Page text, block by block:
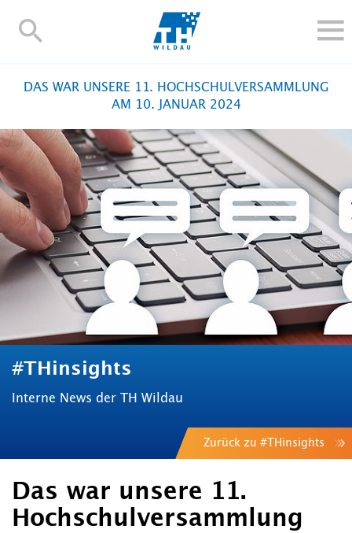
TH-
FORSCHUNG UND TRANSFER
ALUMNI
HOCHSCHULE
INTERNATIONAL
BESCHÄFTIGTE
Blogs Kontakt und Anfahrt Webmail Moodle
TH Online-Portal Personensuche English
DAS WAR UNSERE 11. HOCHSCHULVERSAMMLUNG
AM 10. JANUAR 2024
#THinsights
Interne News der TH Wildau
Zurück zu #THinsights
Das war unsere 11.
Hochschulversammlung